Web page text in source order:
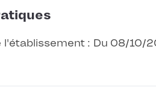
l'établissement : Du 08/10/